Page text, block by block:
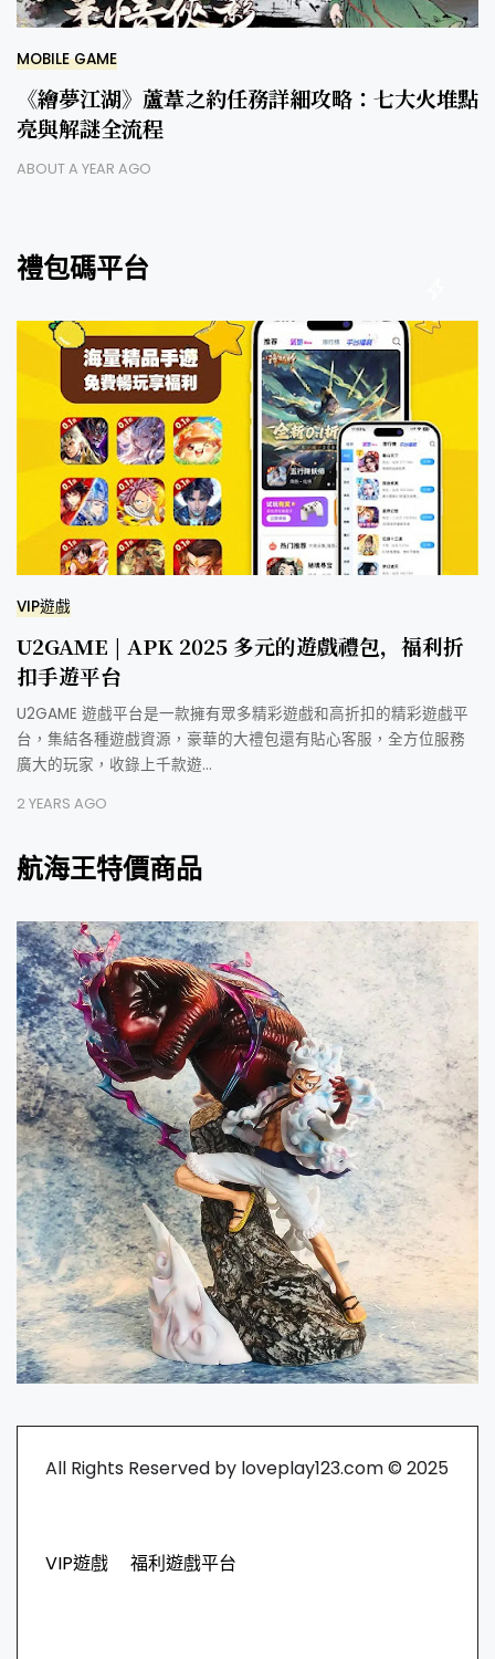
MOBILE GAME
《繪夢江湖》蘆葦之約任務詳細攻略：七大火堆點
亮與解謎全流程
ABOUT A YEAR AGO
禮包碼平台
VIP遊戲
U2GAME | APK 2025 多元的遊戲禮包，福利折
扣手遊平台
U2GAME 遊戲平台是一款擁有眾多精彩遊戲和高折扣的精彩遊戲平
台，集結各種遊戲資源，豪華的大禮包還有貼心客服，全方位服務
廣大的玩家，收錄上千款遊…
2 YEARS AGO
航海王特價商品
All Rights Reserved by loveplay123.com © 2025
VIP遊戲 福利遊戲平台